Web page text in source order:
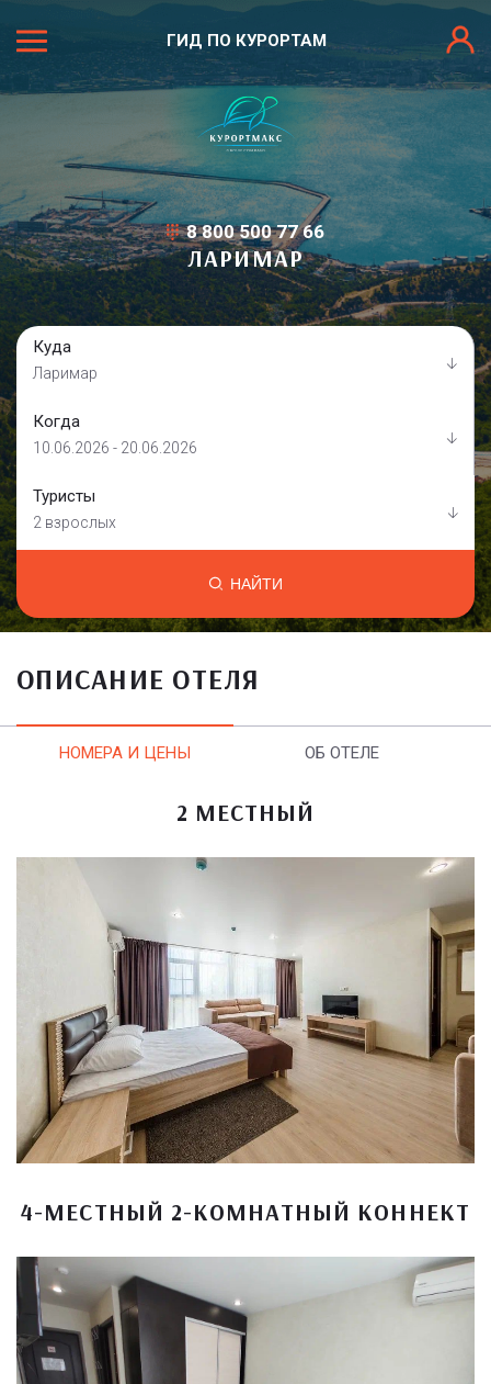
ГИД ПО КУРОРТАМ
8 800 500 77 66
ЛАРИМАР
Куда
Ларимар
Когда
10.06.2026 - 20.06.2026
Туристы
2 взрослых
НАЙТИ
ОПИСАНИЕ ОТЕЛЯ
НОМЕРА И ЦЕНЫ ОБ ОТЕЛЕ
2 МЕСТНЫЙ
4-МЕСТНЫЙ 2-КОМНАТНЫЙ КОННЕКТ